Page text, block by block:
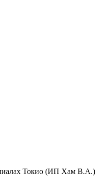
Токио (ИП Хам В.А.)